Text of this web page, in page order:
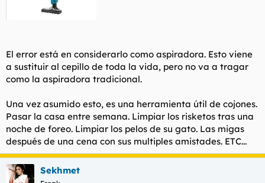
El error está en considerarlo como aspiradora. Esto viene
a sustituir al cepillo de toda la vida, pero no va a tragar
como la aspiradora tradicional.
Una vez asumido esto, es una herramienta útil de cojones.
Pasar la casa entre semana. Limpiar los risketos tras una
noche de foreo. Limpiar los pelos de su gato. Las migas
después de una cena con sus multiples amistades. ETC...
Sekhmet